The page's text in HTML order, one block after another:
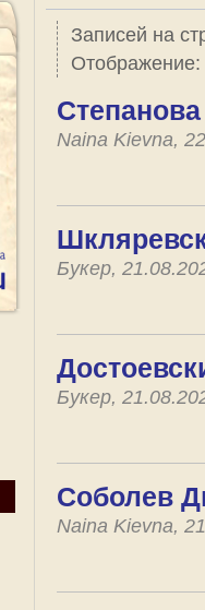
Записей на
Отображение:
Naina Kievna,
Букер,
Букер,
Соболев
Naina Kievna,